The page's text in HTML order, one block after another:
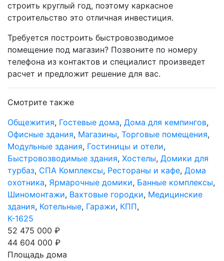
строить круглый год, поэтому каркасное
строительство это отличная инвестиция.
Требуется построить быстровозводимое
помещение под магазин? Позвоните по номеру
телефона из контактов и специалист произведет
расчет и предложит решение для вас.
Смотрите также
Общежития, Гостевые дома, Дома для кемпингов,
Офисные здания, Магазины, Торговые помещения,
Модульные здания, Гостиницы и отели,
Быстровозводимые здания, Хостелы, Домики для
турбаз, СПА Комплексы, Рестораны и кафе, Дома
охотника, Ярмарочные домики, Банные комплексы,
Шиномонтажи, Вахтовые городки, Медицинские
здания, Котельные, Гаражи, КПП,
К-1625
52 475 000 ₽
44 604 000 ₽
Площадь дома